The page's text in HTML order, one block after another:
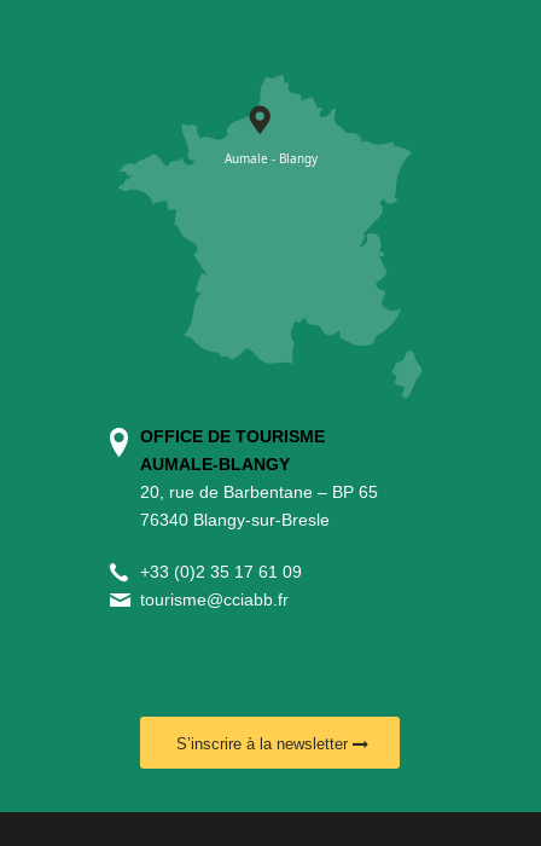
OFFICE DE TOURISME
AUMALE-BLANGY
20, rue de Barbentane – BP 65
76340 Blangy-sur-Bresle
+33 (0)2 35 17 61 09
tourisme@cciabb.fr
S’inscrire à la newsletter